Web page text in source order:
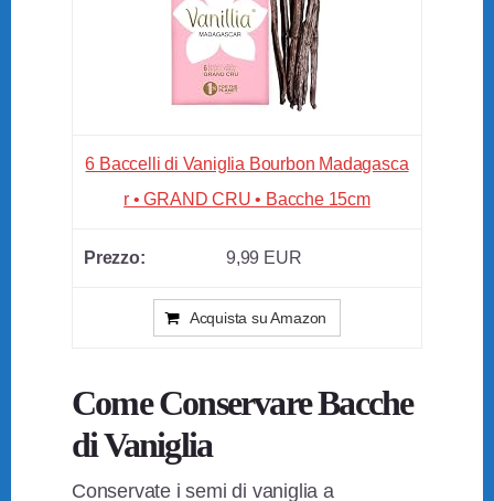
6 Baccelli di Vaniglia Bourbon Madagasca
r • GRAND CRU • Bacche 15cm
9,99 EUR
Acquista su Amazon
Come Conservare Bacche
di Vaniglia
Conservate i semi di vaniglia a